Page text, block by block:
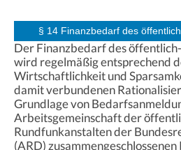
§ 14 Finanzbedarf des
Der Finanzbedarf des
wird regelmäßig entsprechend
Wirtschaftlichkeit und
damit verbundenen
Grundlage von
Arbeitsgemeinschaft der
Rundfunkanstalten der
(ARD)